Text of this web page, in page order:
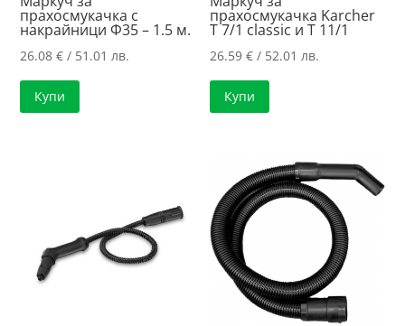
прахосмукачка с
накрайници Ф35 – 1.5 м.
26.08€ / 51.01 лв.
Купи
прахосмукачка Karcher
T 7/1 classic и Т 11/1
26.59€ / 52.01 лв.
Купи